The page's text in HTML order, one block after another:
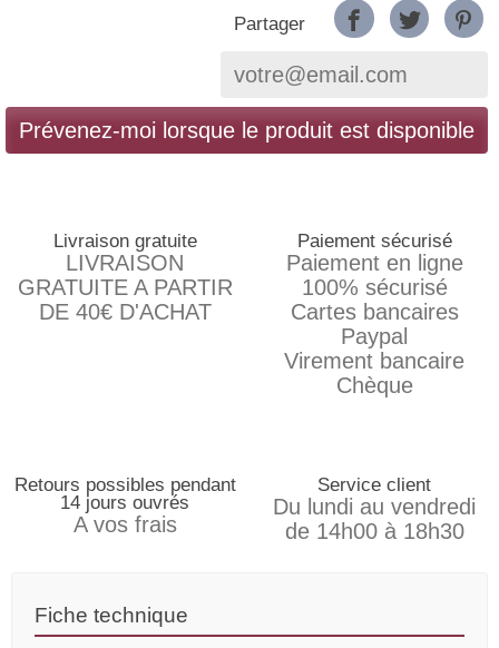
Partager
Prévenez-moi lorsque le produit est disponible
Livraison gratuite
LIVRAISON
GRATUITE A PARTIR
DE 40€ D'ACHAT
Paiement sécurisé
Paiement en ligne
100% sécurisé
Cartes bancaires
Paypal
Virement bancaire
Chèque
Retours possibles pendant
14 jours ouvrés
A vos frais
Service client
Du lundi au vendredi
de 14h00 à 18h30
Fiche technique